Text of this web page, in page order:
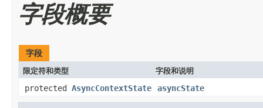
字段概要
字段
限定符和类型 字段和说明
protected AsyncContextState asyncState